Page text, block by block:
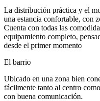
La distribución práctica y el
una estancia confortable, con
Cuenta con todas las
equipamiento completo,
desde el primer momento
El barrio
Ubicado en una zona bien
fácilmente tanto al centro
con buena comunicación.